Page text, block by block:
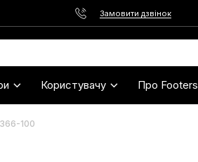
Замовити дзвінок
Користувачу Про Footers
100